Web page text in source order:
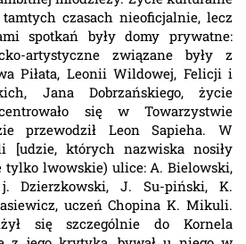
czasach nieoficjalnie, lecz
spotkań były domy prywatne:
artystyczne związane były z
Piłata, Leonii Wildowej, Felicji i
Jana Dobrzańskiego, życie
się w Towarzystwie
przewodził Leon Sapieha. W
[udzie, których nazwiska nosiły
lwowskie) ulice: A. Bielowski,
Dzierzkowski, J. Su-piński, K.
uczeń Chopina K. Mikuli.
się szczególnie do Kornela